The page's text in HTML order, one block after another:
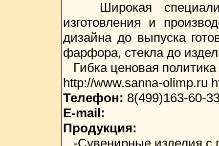
Широкая
изготовления и
дизайна до выпуска
фарфора, стекла до
Гибка ценовая
http://www.sanna-olimp.ru
Телефон: 8(499)163-60-
E-mail:
Продукция:
-Сувенирные изделия с